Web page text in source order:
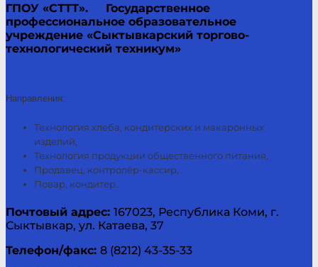
ГПОУ «СТТТ». Государственное
профессиональное образовательное
учреждение «Сыктывкарский торгово-
технологический техникум»
Направления:
Технология хлеба, кондитерских и макаронных
изделий,
Технология продукции общественного питания,
Продавец, контролёр-кассир,
Повар, кондитер.
Почтовый адрес: 167023, Республика Коми, г.
Сыктывкар, ул. Катаева, 37
Телефон/факс: 8 (8212) 43-35-33